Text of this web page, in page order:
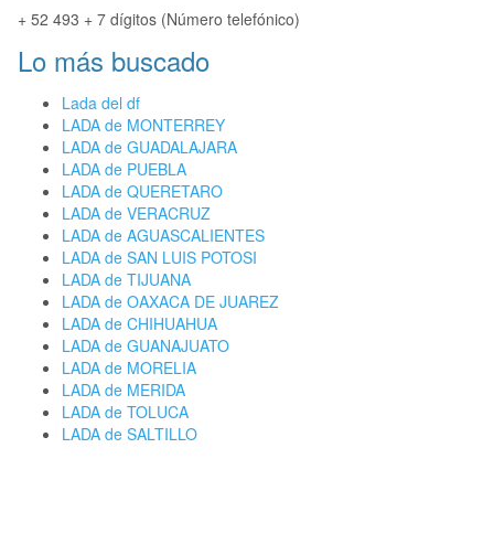
+ 52 493 + 7 dígitos (Número telefónico)
Lo más buscado
Lada del df
LADA de MONTERREY
LADA de GUADALAJARA
LADA de PUEBLA
LADA de QUERETARO
LADA de VERACRUZ
LADA de AGUASCALIENTES
LADA de SAN LUIS POTOSI
LADA de TIJUANA
LADA de OAXACA DE JUAREZ
LADA de CHIHUAHUA
LADA de GUANAJUATO
LADA de MORELIA
LADA de MERIDA
LADA de TOLUCA
LADA de SALTILLO